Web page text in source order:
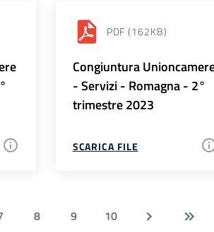
PDF (162KB)
Congiuntura
- Servizi - Romagna - 2°
trimestre 2023
SCARICA FILE
8 9 10